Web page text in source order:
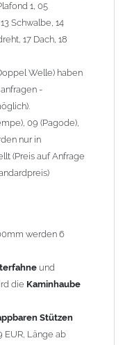
kundenspezifisch
1, 05
Schwalbe, 14
17 Dach, 18
Welle) haben
-
09 (Pagode),
nur in
(Preis auf Anfrage
werden 6
und
die Kaminhaube
Stützen
EUR, Länge ab